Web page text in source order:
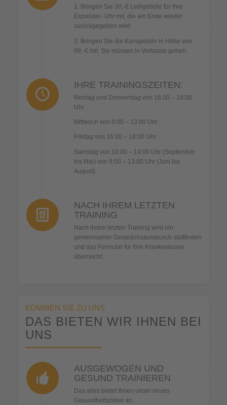
1. Bringen Sie 30,-€ Leihgebühr für Ihre
Exponder- Uhr mit, die am Ende wieder
zurückgegeben wird.
2. Bringen Sie die Kursgebühr in Höhe von
99,-€ mit. Sie müssen in Vorkasse gehen.
IHRE TRAININGSZEITEN:
Montag und Donnerstag von 16:00 – 19:00
Uhr
Mittwoch von 8:00 – 13:00 Uhr
Freitag von 16:00 – 18:00 Uhr
Samstag von 10:00 – 14:00 Uhr (September
bis Mai) von 9:00 – 13:00 Uhr (Juni bis
August)
NACH IHREM LETZTEN
TRAINING
Nach ihrem letzten Training wird ein
gemeinsamer Gesprächsaustausch stattfinden
und das Formular für ihre Krankenkasse
überreicht.
KOMMEN SIE ZU UNS
DAS BIETEN WIR IHNEN BEI
UNS
AUSGEWOGEN UND
GESUND TRAINIEREN
Das alles bietet Ihnen unser neues
Gesundheitszirkel an.